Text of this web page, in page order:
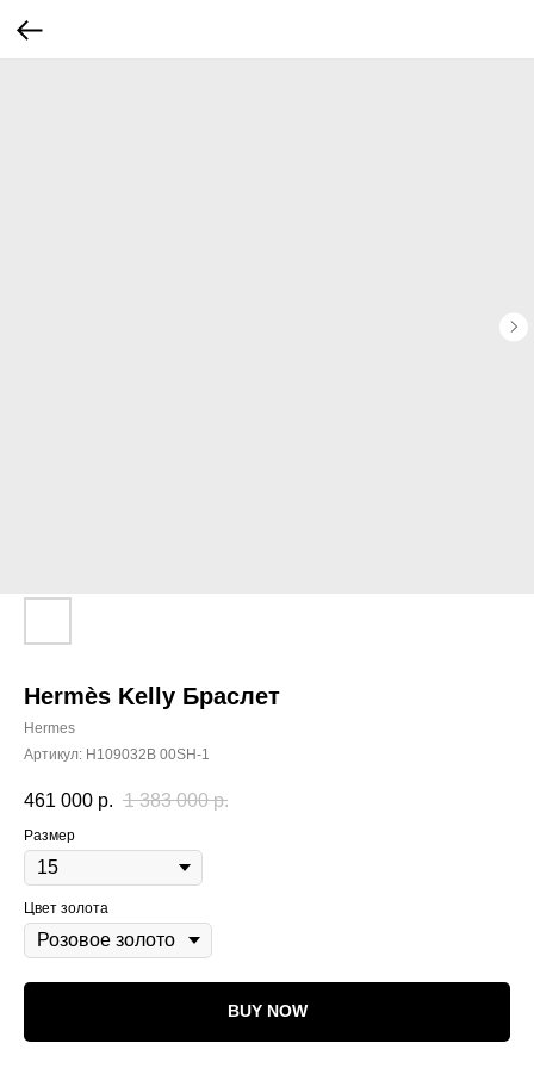
Hermès Kelly Браслет
Hermes
Артикул: H109032B 00SH-1
461 000 р. 1 383 000 р.
Размер
Цвет золота
BUY NOW